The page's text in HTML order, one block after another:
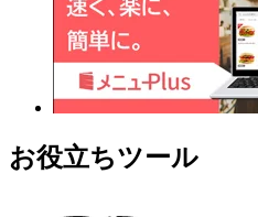
お役立ちツール